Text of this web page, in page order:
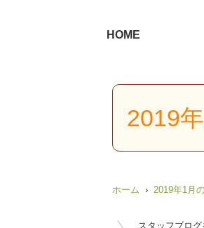
HOME
2019
ホーム 2019年1月
スタッフブログ